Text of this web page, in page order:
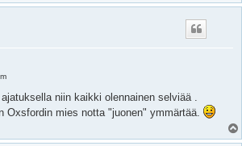
niin kaikki olennainen selviää .
Oxsfordin mies notta "juonen" ymmärtää.
l